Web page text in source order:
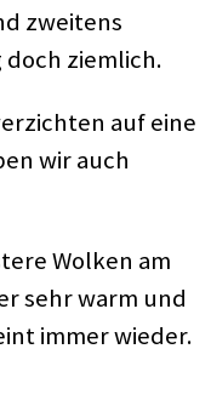
zweitens
ziemlich.
auf eine
wir auch
Wolken am
sehr warm und
immer wieder.